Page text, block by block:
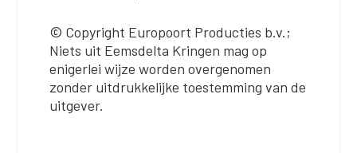
© Copyright Europoort Producties b.v.;
Niets uit Eemsdelta Kringen mag op
enigerlei wijze worden overgenomen
zonder uitdrukkelijke toestemming van de
uitgever.